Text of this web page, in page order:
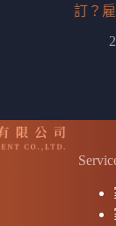
訂？